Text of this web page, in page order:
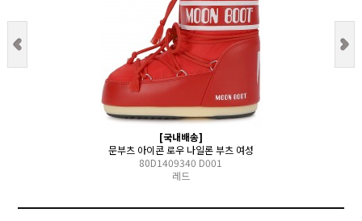
[국내배송]
문부츠 아이콘 로우 나일론 부츠 여성
80D1409340 D001
레드